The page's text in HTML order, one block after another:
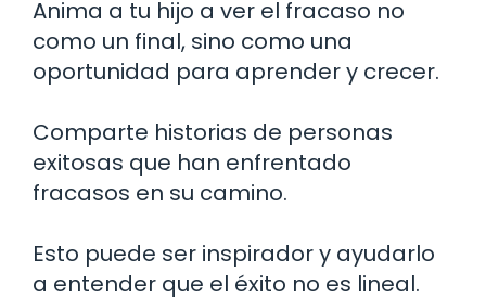
Anima a tu hijo a ver el fracaso no
como un final, sino como una
oportunidad para aprender y crecer.
Comparte historias de personas
exitosas que han enfrentado
fracasos en su camino.
Esto puede ser inspirador y ayudarlo
a entender que el éxito no es lineal.